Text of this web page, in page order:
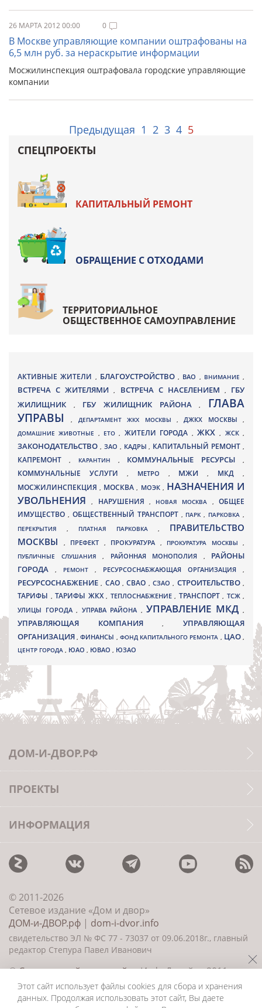
26 МАРТА 2012 00:00 0
В Москве управляющие компании оштрафованы на
6,5 млн руб. за нераскрытие информации
Мосжилинспекция оштрафовала городские управляющие
компании
Предыдущая 1 2 3 4 5
СПЕЦПРОЕКТЫ
КАПИТАЛЬНЫЙ РЕМОНТ
ОБРАЩЕНИЕ С ОТХОДАМИ
ТЕРРИТОРИАЛЬНОЕ
ОБЩЕСТВЕННОЕ САМОУПРАВЛЕНИЕ
АКТИВНЫЕ ЖИТЕЛИ , БЛАГОУСТРОЙСТВО , ВАО , ВНИМАНИЕ ,
ВСТРЕЧА С ЖИТЕЛЯМИ, ВСТРЕЧА С НАСЕЛЕНИЕМ , ГБУ
ЖИЛИЩНИК
, ГБУ ЖИЛИЩНИК РАЙОНА, ГЛАВА
УПРАВЫ, ДЕПАРТАМЕНТ ЖКХ МОСКВЫ ,ДЖКХ МОСКВЫ ,
ДОМАШНИЕ ЖИВОТНЫЕ , ЕТО, ЖИТЕЛИ ГОРОДА , ЖКХ, ЖСК,
ЗАКОНОДАТЕЛЬСТВО , ЗАО , КАДРЫ, КАПИТАЛЬНЫЙ РЕМОНТ ,
КАПРЕМОНТ , КАРАНТИН , КОММУНАЛЬНЫЕ РЕСУРСЫ,
КОММУНАЛЬНЫЕ УСЛУГИ , МЕТРО , МЖИ, МКД ,
МОСЖИЛИНСПЕКЦИЯ, МОСКВА , МОЭК , НАЗНАЧЕНИЯ И
УВОЛЬНЕНИЯ, НАРУШЕНИЯ , НОВАЯ МОСКВА ,ОБЩЕЕ
ИМУЩЕСТВО , ОБЩЕСТВЕННЫЙ ТРАНСПОРТ , ПАРК, ПАРКОВКА ,
ПЕРЕКРЫТИЯ , ПЛАТНАЯ ПАРКОВКА , ПРАВИТЕЛЬСТВО
МОСКВЫ
, ПРЕФЕКТ , ПРОКУРАТУРА , ПРОКУРАТУРА МОСКВЫ ,
ПУБЛИЧНЫЕ СЛУШАНИЯ , РАЙОННАЯ МОНОПОЛИЯ , РАЙОНЫ
ГОРОДА
, РЕМОНТ , РЕСУРСОСНАБЖАЮЩАЯ ОРГАНИЗАЦИЯ ,
РЕСУРСОСНАБЖЕНИЕ, САО,СВАО ,СЗАО, СТРОИТЕЛЬСТВО,
ТАРИФЫ , ТАРИФЫ ЖКХ , ТЕПЛОСНАБЖЕНИЕ , ТРАНСПОРТ , ТСЖ ,
УЛИЦЫ ГОРОДА , УПРАВА РАЙОНА , УПРАВЛЕНИЕ МКД ,
УПРАВЛЯЮЩАЯ КОМПАНИЯ,УПРАВЛЯЮЩАЯ
ОРГАНИЗАЦИЯ,ФИНАНСЫ , ФОНД КАПИТАЛЬНОГО РЕМОНТА , ЦАО,
ЦЕНТР ГОРОДА , ЮАО , ЮВАО , ЮЗАО
ДОМ-И-ДВОР.РФ
ПРОЕКТЫ
ИНФОРМАЦИЯ
© 2011-2026
Сетевое издание «Дом и двор»
ДОМ-и-ДВОР.рф | dom-i-dvor.info
свидетельство ЭЛ № ФС 77 - 73037 от 09.06.2018г., главный
редактор Степура Павел Иванович
©Создание сайта и дизайн«ИнфоДизайн» 2011—
2026
Этот сайт использует файлы cookies для сбора и хранения
данных. Продолжая использовать этот сайт, Вы даете